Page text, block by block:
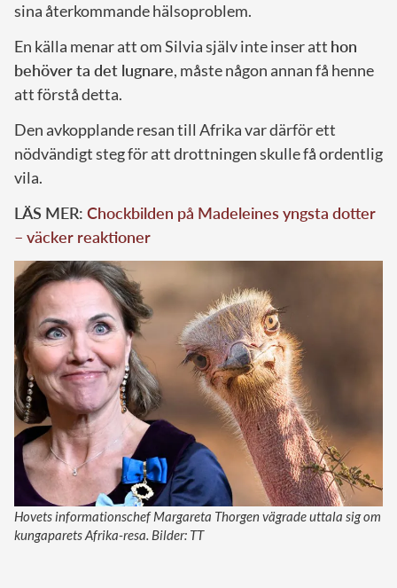
sina återkommande hälsoproblem.
En källa menar att om Silvia själv inte inser att hon
behöver ta det lugnare, måste någon annan få henne
att förstå detta.
Den avkopplande resan till Afrika var därför ett
nödvändigt steg för att drottningen skulle få ordentlig
vila.
LÄS MER: Chockbilden på Madeleines yngsta dotter
– väcker reaktioner
Hovets informationschef Margareta Thorgen vägrade uttala sig om
kungaparets Afrika-resa. Bilder: TT